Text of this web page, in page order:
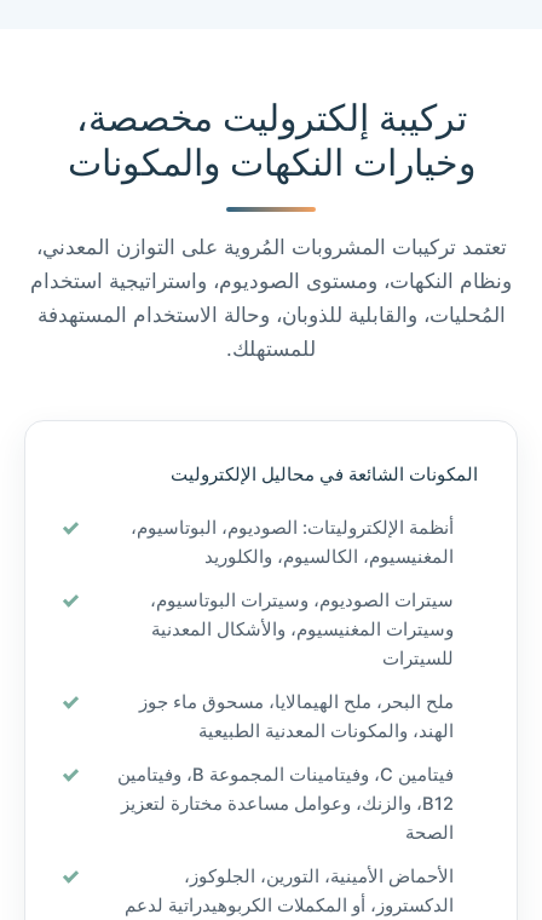
تركيبة إلكتروليت مخصصة،
وخيارات النكهات والمكونات
تعتمد تركيبات المشروبات المُروية على التوازن المعدني،
ونظام النكهات، ومستوى الصوديوم، واستراتيجية استخدام
المُحليات، والقابلية للذوبان، وحالة الاستخدام المستهدفة
للمستهلك.
المكونات الشائعة في محاليل الإلكتروليت
أنظمة الإلكتروليتات: الصوديوم، البوتاسيوم،
المغنيسيوم، الكالسيوم، والكلوريد
سيترات الصوديوم، وسيترات البوتاسيوم،
وسيترات المغنيسيوم، والأشكال المعدنية
للسيترات
ملح البحر، ملح الهيمالايا، مسحوق ماء جوز
الهند، والمكونات المعدنية الطبيعية
فيتامين C، وفيتامينات المجموعة B، وفيتامين
B12، والزنك، وعوامل مساعدة مختارة لتعزيز
الصحة
الأحماض الأمينية، التورين، الجلوكوز،
الدكستروز، أو المكملات الكربوهيدراتية لدعم